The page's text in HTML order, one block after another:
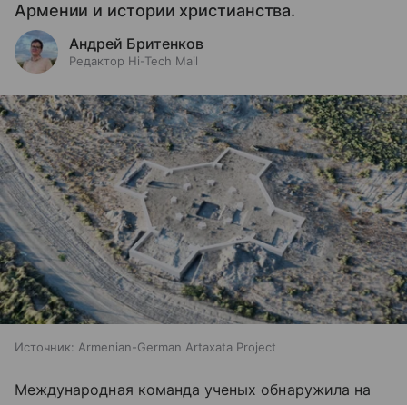
Армении и истории христианства.
Андрей Бритенков
Редактор Hi-Tech Mail
Источник: Armenian-German Artaxata Project
Международная команда ученых обнаружила на